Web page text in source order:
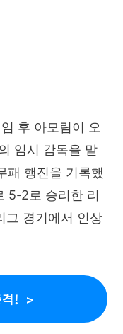
후 아모림이 오
임시 감독을 맡
패 행진을 기록했
5-2로 승리한 리
그 경기에서 인상
!